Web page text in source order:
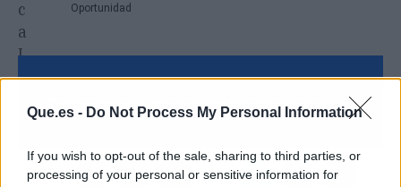
Que.es - Do Not Process My Personal Information
If you wish to opt-out of the sale, sharing to third parties, or
processing of your personal or sensitive information for
Oportunidad